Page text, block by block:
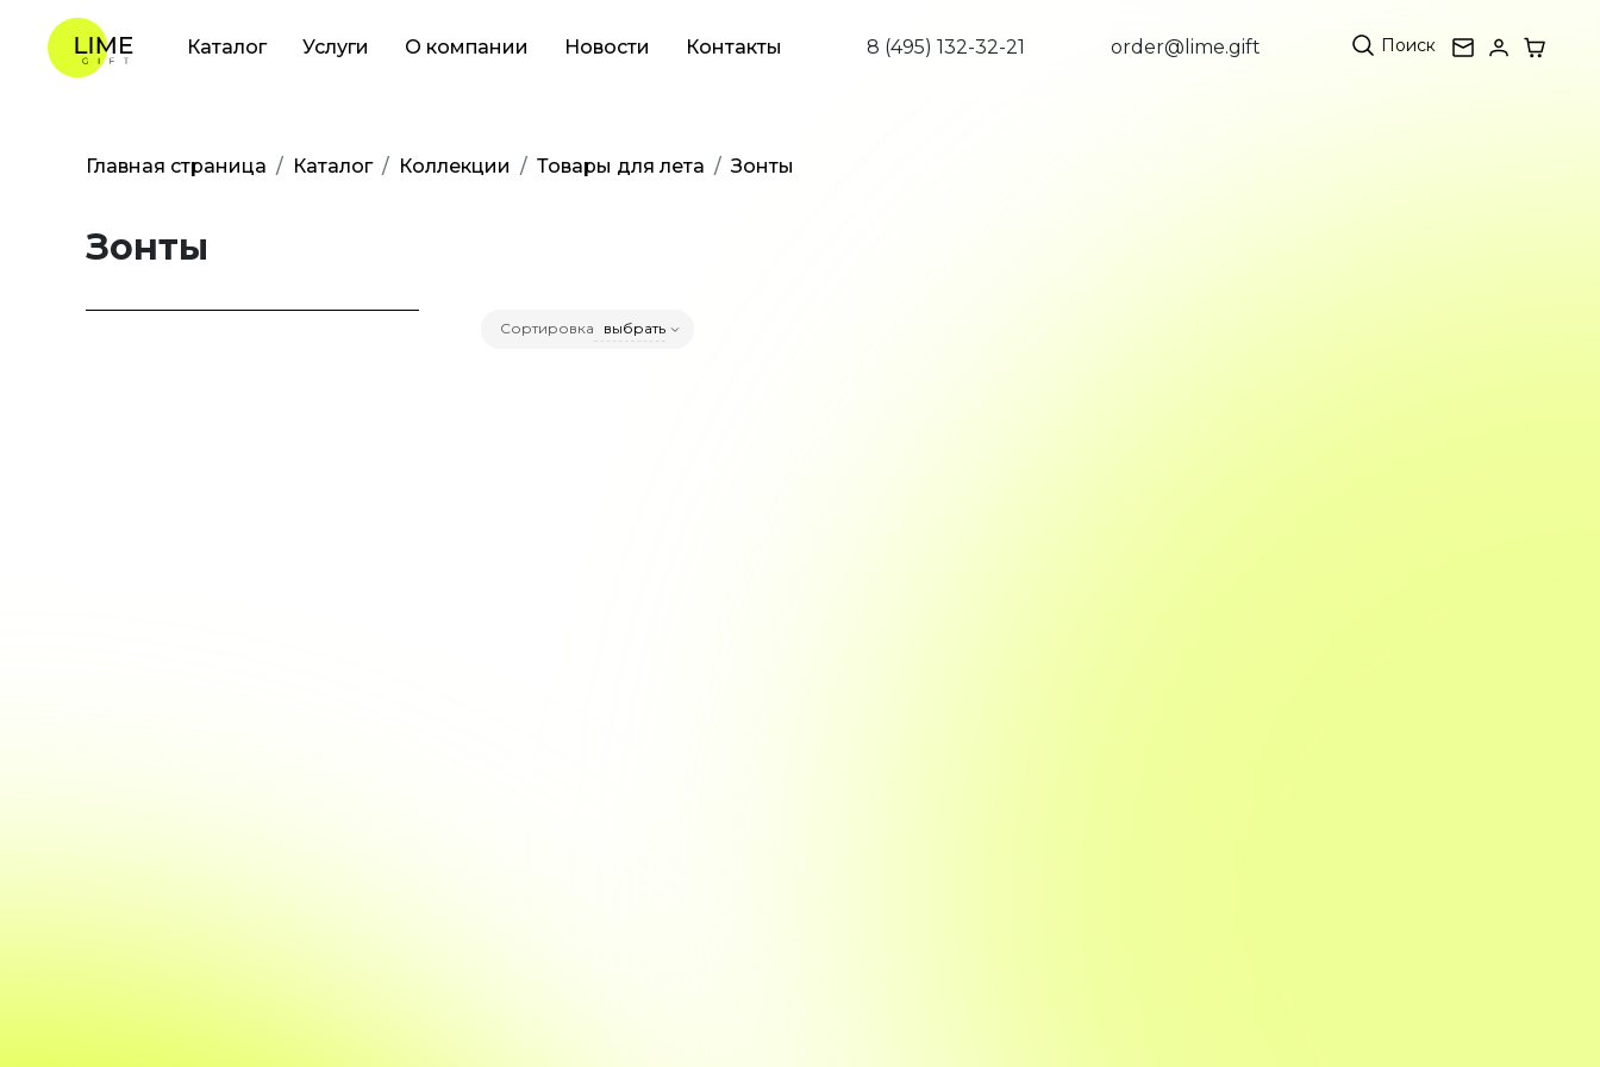
Каталог Услуги О компании Новости Контакты 8 (495) 132-32-21 order@lime.gift Поиск
Главная страница Каталог Коллекции Товары для лета Зонты
Зонты
Сортировка выбрать